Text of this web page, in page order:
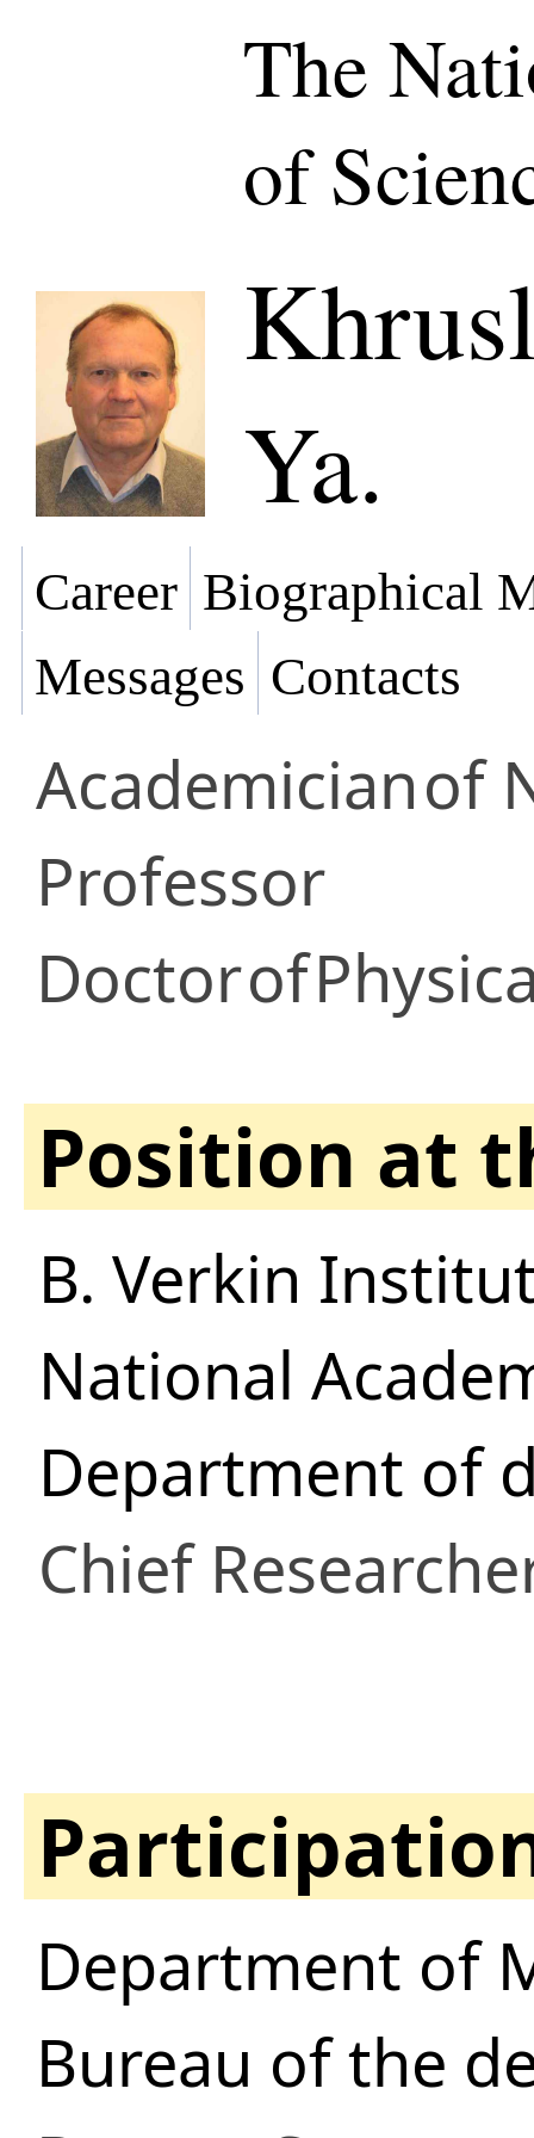
The
of
Ya.
Career Biographical
Messages Contacts
Academicianof
Professor
Doctorof
Position at
B. Verkin
National
Department of
Chief
Department of
Bureau of the